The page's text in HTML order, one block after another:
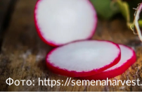
Фото: https://